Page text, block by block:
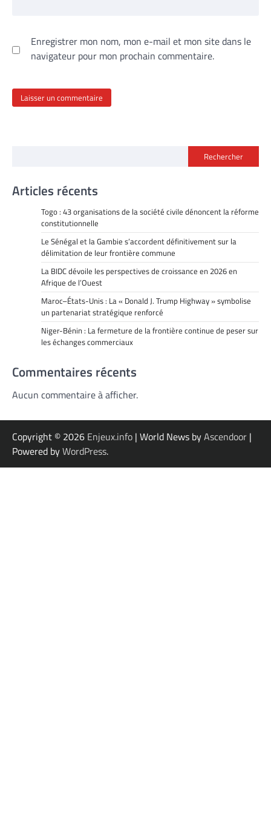
Enregistrer mon nom, mon e-mail et mon site dans le
navigateur pour mon prochain commentaire.
Rechercher
Articles récents
Togo : 43 organisations de la société civile dénoncent la réforme
constitutionnelle
Le Sénégal et la Gambie s’accordent définitivement sur la
délimitation de leur frontière commune
La BIDC dévoile les perspectives de croissance en 2026 en
Afrique de l’Ouest
Maroc–États-Unis : La « Donald J. Trump Highway » symbolise
un partenariat stratégique renforcé
Niger-Bénin : La fermeture de la frontière continue de peser sur
les échanges commerciaux
Commentaires récents
Aucun commentaire à afficher.
Copyright © 2026 Enjeux.info | World News byAscendoor |
Powered byWordPress.